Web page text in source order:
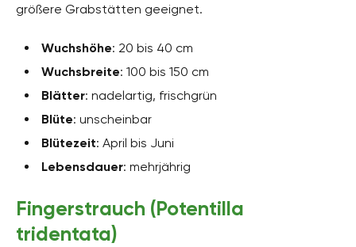
größere Grabstätten geeignet.
Wuchshöhe: 20 bis 40 cm
Wuchsbreite: 100 bis 150 cm
Blätter: nadelartig, frischgrün
Blüte: unscheinbar
Blütezeit: April bis Juni
Lebensdauer: mehrjährig
Fingerstrauch (Potentilla
tridentata)